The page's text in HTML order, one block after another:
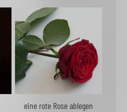
eine rote Rose ablegen